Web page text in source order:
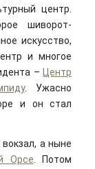
центр.
шиворот-
искусство,
и многое
– Центр
. Ужасно
и он стал
а ныне
Орсе . Потом